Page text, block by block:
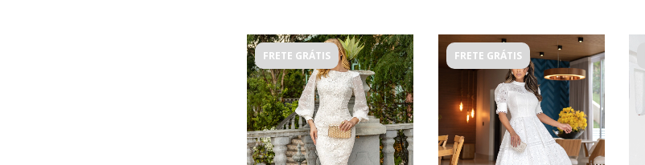
FRETE GRÁTIS FRETE GRÁTIS